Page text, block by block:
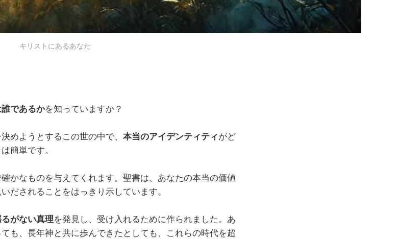
キリストにあるあなた
であるかを知っていますか？
めようとするこの世の中で、 本当のアイデンティティがど
簡単です。
かなものを与えてくれます。聖書は、あなたの本当の価値
だされることをはっきり示しています。
がない真理を発見し、受け入れるために作られました。あ
も、長年神と共に歩んできたとしても、これらの時代を超